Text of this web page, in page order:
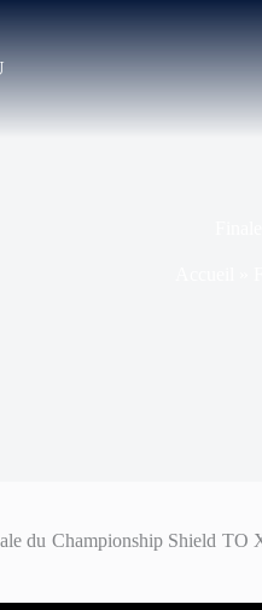
du Championship Shield TO